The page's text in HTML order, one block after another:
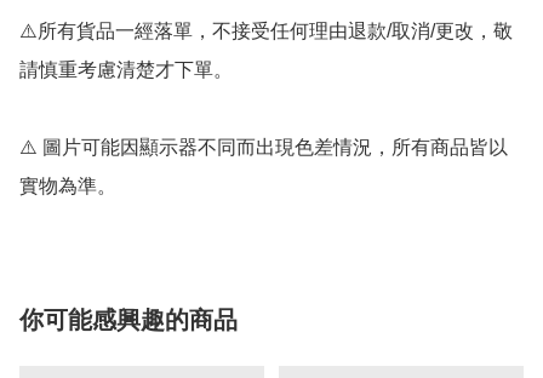
⚠️所有貨品一經落單，不接受任何理由退款/取消/更改，敬
請慎重考慮清楚才下單。
⚠️ 圖片可能因顯示器不同而出現色差情況，所有商品皆以
實物為準。
你可能感興趣的商品